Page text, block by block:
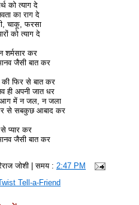
को त्याग दे
का राग दे
चाकू, फरसा
को त्याग दे
शर्मसार कर
जैसी बात कर
की फिर से बात कर
ही अपनी जात धर
आग में न जल, न जला
से सबकुछ आबाद कर
से प्यार कर
जैसी बात कर
जोशी | समय : 2:47 PM